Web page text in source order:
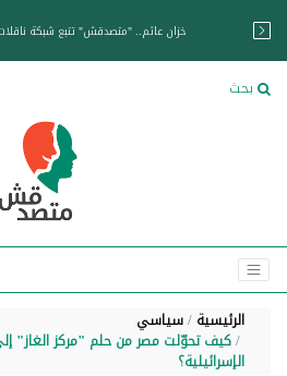
خزان عائم.. "متصدقش" تتبع شبكة
بحث
الرئيسية سياسي
كيف تحوّلت مصر من حلم "مركز الغاز" إلى
الإسرائيلية؟